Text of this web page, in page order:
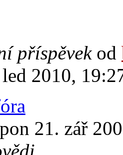
příspěvek od
2010,
21. zář